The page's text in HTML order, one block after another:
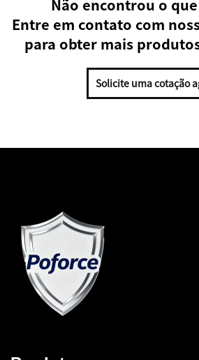
Não encontrou o
Entre em contato com
para obter mais
Solicite uma cotação